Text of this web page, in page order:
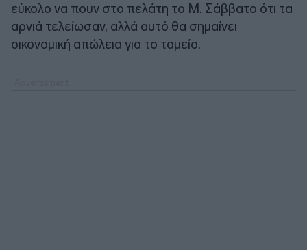
εύκολο να πουν στο πελάτη το Μ. Σάββατο ότι τα
αρνιά τελείωσαν, αλλά αυτό θα σημαίνει
οικονομική απώλεια για το ταμείο.